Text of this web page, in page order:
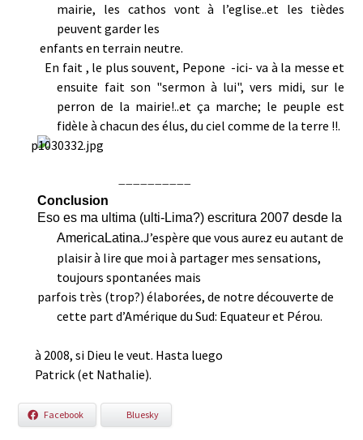
mairie, les cathos vont à l’eglise..et les tièdes
peuvent garder les
enfants en terrain neutre.
En fait , le plus souvent, Pepone -ici- va à la messe et
ensuite fait son "sermon à lui", vers midi, sur le
perron de la mairie!..et ça marche; le peuple est
fidèle à chacun des élus, du ciel comme de la terre !!.
——————————
Conclusion
Eso es ma ultima (ulti-Lima?) escritura 2007 desde la
AmericaLatina.J’espère que vous aurez eu autant de
plaisir à lire que moi à partager mes sensations,
toujours spontanées mais
parfois très (trop?) élaborées, de notre découverte de
cette part d’Amérique du Sud: Equateur et Pérou.
à 2008, si Dieu le veut. Hasta luego
Patrick (et Nathalie).
Facebook Bluesky